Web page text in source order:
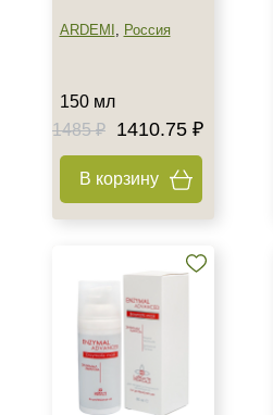
Возраст
После 20
После 25
Действие
Восстановление
Обновление
Показать еще
Назначение против
ARDEMI , Россия
150 мл
1485 ₽
1410.75 ₽
В корзину